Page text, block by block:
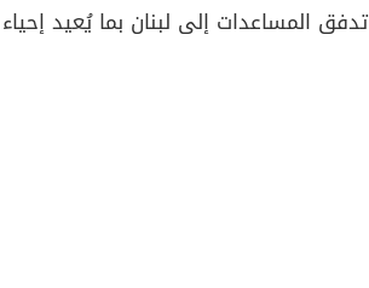
تدفق المساعدات إلى لبنان بما يُعيد